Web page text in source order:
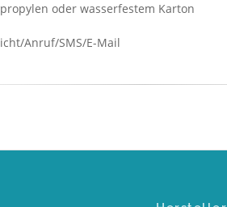
oder wasserfestem Karton
Anruf/SMS/E-Mail